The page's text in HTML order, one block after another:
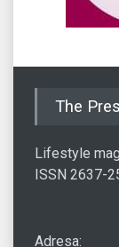
The
Lifestyle
ISSN 2637-
Adresa: